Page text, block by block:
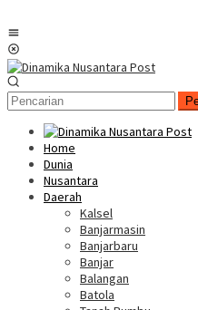
Home
Dunia
Nusantara
Daerah
Kalsel
Banjarmasin
Banjarbaru
Banjar
Balangan
Batola